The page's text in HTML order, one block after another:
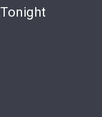
Tonight